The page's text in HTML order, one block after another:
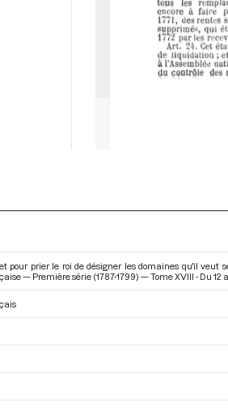
pour prier le roi de désigner les domaines qu'il veut
— Première série (1787-1799) — Tome XVIII - Du 12